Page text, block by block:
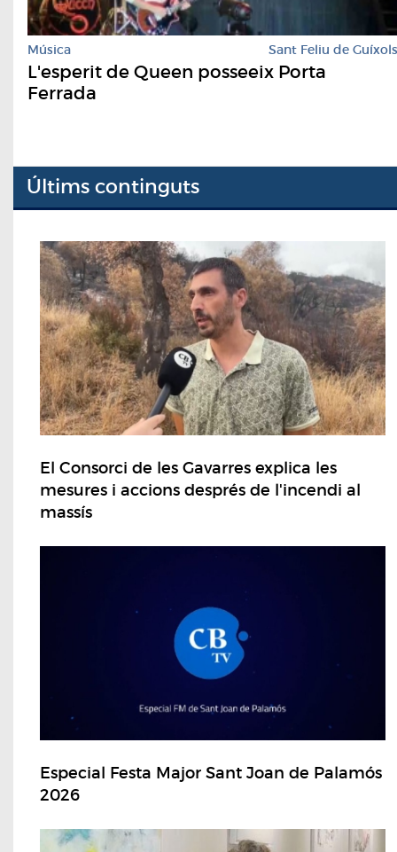
Música Sant Feliu de Guíxols
L'esperit de Queen posseeix Porta
Ferrada
Últims continguts
El Consorci de les Gavarres explica les
mesures i accions després de l'incendi al
massís
Especial Festa Major Sant Joan de Palamós
2026